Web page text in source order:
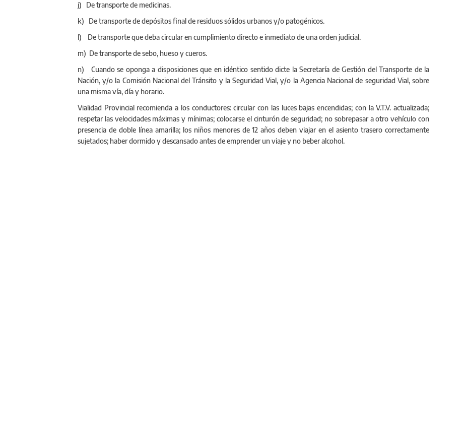
j) De transporte de medicinas.
k) De transporte de depósitos final de residuos sólidos urbanos y/o patogénicos.
l) De transporte que deba circular en cumplimiento directo e inmediato de una orden judicial.
m) De transporte de sebo, hueso y cueros.
n) Cuando se oponga a disposiciones que en idéntico sentido dicte la Secretaría de Gestión del Transporte de la
Nación, y/o la Comisión Nacional del Tránsito y la Seguridad Vial, y/o la Agencia Nacional de seguridad Vial, sobre
una misma vía, día y horario.
Vialidad Provincial recomienda a los conductores: circular con las luces bajas encendidas; con la V.T.V. actualizada;
respetar las velocidades máximas y mínimas; colocarse el cinturón de seguridad; no sobrepasar a otro vehículo con
presencia de doble línea amarilla; los niños menores de 12 años deben viajar en el asiento trasero correctamente
sujetados; haber dormido y descansado antes de emprender un viaje y no beber alcohol.